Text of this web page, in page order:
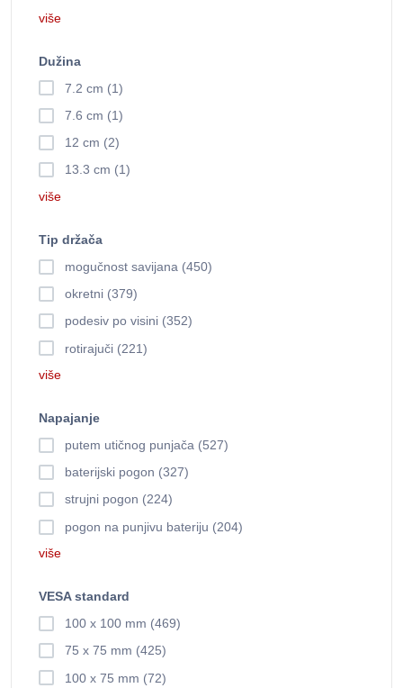
više
Dužina
7.2 cm (1)
7.6 cm (1)
12 cm (2)
13.3 cm (1)
više
Tip držača
mogučnost savijana (450)
okretni (379)
podesiv po visini (352)
rotirajuči (221)
više
Napajanje
putem utičnog punjača (527)
baterijski pogon (327)
strujni pogon (224)
pogon na punjivu bateriju (204)
više
VESA standard
100 x 100 mm (469)
75 x 75 mm (425)
100 x 75 mm (72)